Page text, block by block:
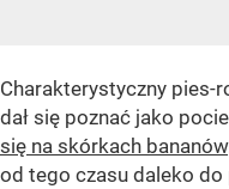
Charakterystyczny pies-
dał się poznać jako
się na skórkach bananów
od tego czasu daleko